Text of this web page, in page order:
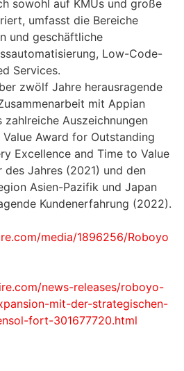
sowohl auf KMUs und große
umfasst die Bereiche
und geschäftliche
Low-Code-
Services.
zwölf Jahre herausragende
mit Appian
Auszeichnungen
Award for Outstanding
Excellence and Time to Value
des Jahres (2021) und den
Asien-Pazifik und Japan
Kundenerfahrung (2022).
media/1896256/Roboyo
news-releases/roboyo-
mit-der-strategischen-
fort-301677720.html